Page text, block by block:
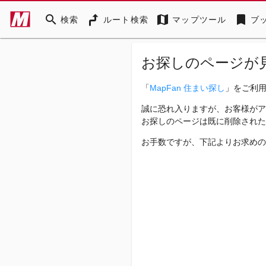
search 検索 ルート検索 map マップツール bookmark ブ
お探しのページが
「MapFan 住まい探し 」をご利
誠に恐れ入りますが、お客様が
お探しのページは既に削除され
お手数ですが、下記よりお求め